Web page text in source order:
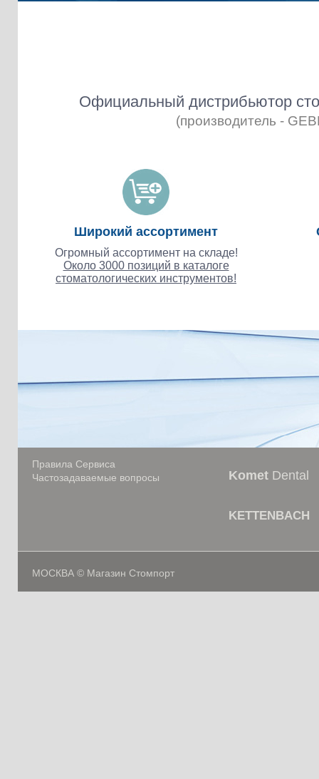
Официальный дистрибьютор
(производитель -
Широкий ассортимент
Огромный ассортимент на складе!
Около 3000 позиций в каталоге
стоматологических инструментов!
Правила Сервиса
Частозадаваемые вопросы
Komet Dental
KETTENBACH
МОСКВА © Магазин Стомпорт